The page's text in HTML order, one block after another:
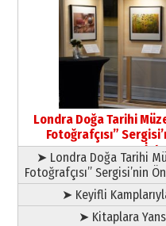
Yıldırım
HAVVA’NIN ÜÇ
09 Temmuz 2026
Yusuf POLAT
Şampiyonluk
yazar
11 Mayıs 2026
Londra Doğa Tarihi
Fotoğrafçısı”
➤ Londra Doğa Tarihi
Fotoğrafçısı” Sergisi’nin
➤ Keyifli
➤ Kitaplara